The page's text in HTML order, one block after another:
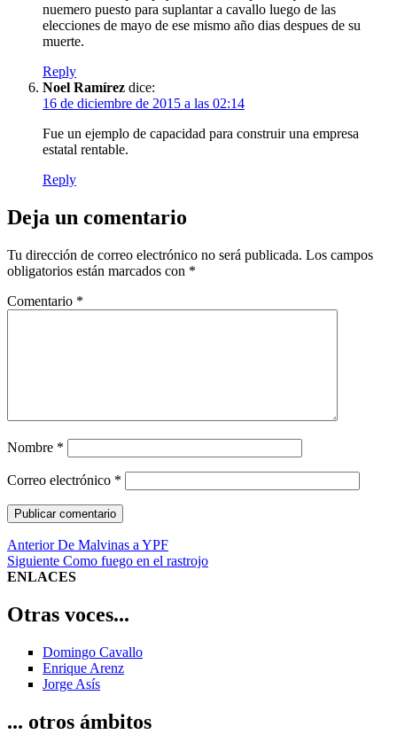
nuemero puesto para suplantar a cavallo luego de las
elecciones de mayo de ese mismo año dias despues de su
muerte.
Reply
Noel Ramírez dice:
16 de diciembre de 2015 a las 02:14
Fue un ejemplo de capacidad para construir una empresa
estatal rentable.
Reply
Deja un comentario
Tu dirección de correo electrónico no será publicada. Los campos
obligatorios están marcados con *
Comentario *
Nombre *
Correo electrónico *
Navegación
de
Anterior Entrada
anterior:
De Malvinas a YPF
Siguiente Entrada
siguiente:
Como fuego en el rastrojo
ENLACES
Otras voces...
Domingo Cavallo
Enrique Arenz
Jorge Asís
... otros ámbitos